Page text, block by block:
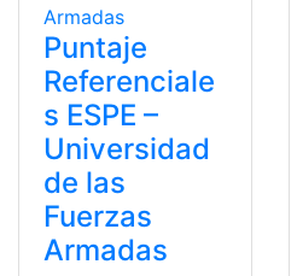
Puntaje
Referenciale
s ESPE –
Universidad
de las
Fuerzas
Armadas